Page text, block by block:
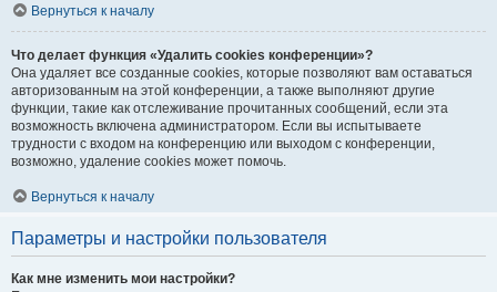
Вернуться к началу
Что делает функция «Удалить cookies конференции»?
Она удаляет все созданные cookies, которые позволяют вам оставаться
авторизованным на этой конференции, а также выполняют другие
функции, такие как отслеживание прочитанных сообщений, если эта
возможность включена администратором. Если вы испытываете
трудности с входом на конференцию или выходом с конференции,
возможно, удаление cookies может помочь.
Вернуться к началу
Параметры и настройки пользователя
Как мне изменить мои настройки?